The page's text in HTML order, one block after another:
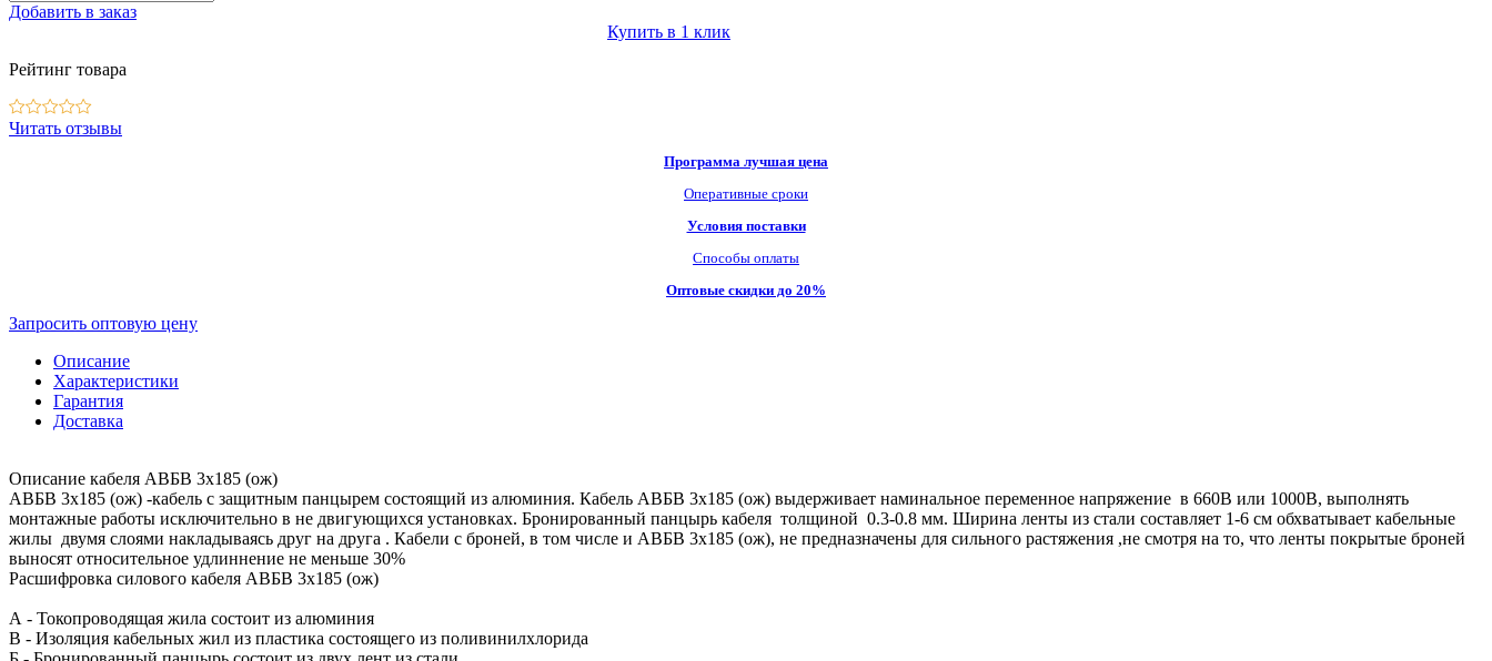
Добавить в заказ
Купить в 1 клик
Рейтинг товара
Читать отзывы
Программа лучшая цена
Оперативные сроки
Условия поставки
Способы оплаты
Оптовые скидки до 20%
Запросить оптовую цену
Описание
Характеристики
Гарантия
Доставка
Описание кабеля АВБВ 3х185 (ож)
АВБВ 3х185 (ож) -кабель с защитным панцырем состоящий из алюминия. Кабель АВБВ 3х185 (ож) выдерживает наминальное переменное напряжение в 660В или 1000В, выполнять
монтажные работы исключительно в не двигующихся установках. Бронированный панцырь кабеля толщиной 0.3-0.8 мм. Ширина ленты из стали составляет 1-6 см обхватывает кабельные
жилы двумя слоями накладываясь друг на друга . Кабели с броней, в том числе и АВБВ 3х185 (ож), не предназначены для сильного растяжения ,не смотря на то, что ленты покрытые броней
выносят относительное удлиннение не меньше 30%
Расшифровка силового кабеля АВБВ 3х185 (ож)
А - Токопроводящая жила состоит из алюминия
В - Изоляция кабельных жил из пластика состоящего из поливинилхлорида